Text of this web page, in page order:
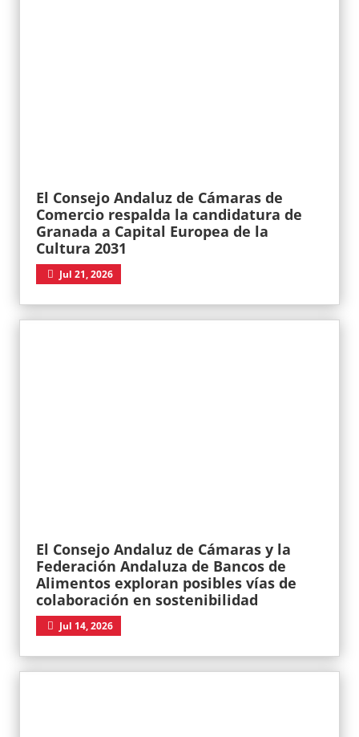
El Consejo Andaluz de Cámaras de
Comercio respalda la candidatura de
Granada a Capital Europea de la
Cultura 2031
Jul 21, 2026
El Consejo Andaluz de Cámaras y la
Federación Andaluza de Bancos de
Alimentos exploran posibles vías de
colaboración en sostenibilidad
Jul 14, 2026